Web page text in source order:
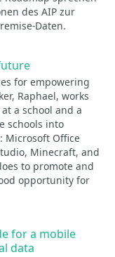
des AIP zur
Daten.
for empowering
Raphael, works
a school and a
schools into
Microsoft Office
Minecraft, and
to promote and
opportunity for
for a mobile
data